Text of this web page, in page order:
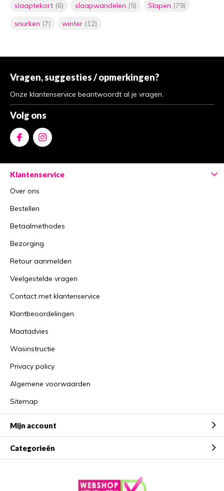
slaaptekort (6) slaapwandelen (5) Slapen (79)
snurken (7) winter (12)
Vragen, suggesties / opmerkingen?
Onze klantenservice beantwoordt al je vragen.
Volg ons
Klantenservice
Over ons
Bestellen
Betaalmethodes
Bezorging
Retour aanmelden
Veelgestelde vragen
Contact met klantenservice
Klantbeoordelingen
Maatadvies
Wasinstructie
Privacy policy
Algemene voorwaarden
Sitemap
Mijn account
Categorieën